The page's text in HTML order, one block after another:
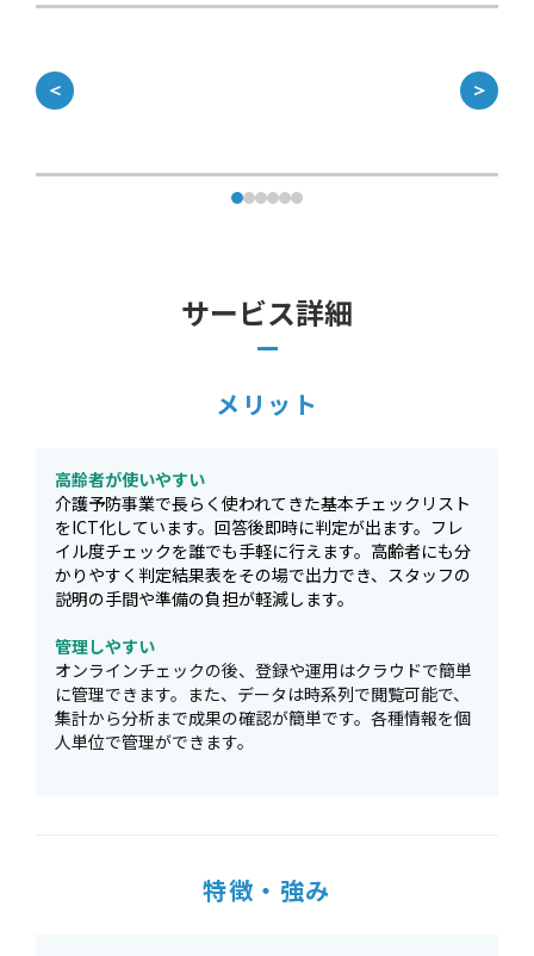
＜ ＞
サービス詳細
メリット
高齢者が使いやすい
介護予防事業で長らく使われてきた基本チェックリスト
をICT化しています。回答後即時に判定が出ます。フレ
イル度チェックを誰でも手軽に行えます。高齢者にも分
かりやすく判定結果表をその場で出力でき、スタッフの
説明の手間や準備の負担が軽減します。
管理しやすい
オンラインチェックの後、登録や運用はクラウドで簡単
に管理できます。また、データは時系列で閲覧可能で、
集計から分析まで成果の確認が簡単です。各種情報を個
人単位で管理ができます。
特徴・強み